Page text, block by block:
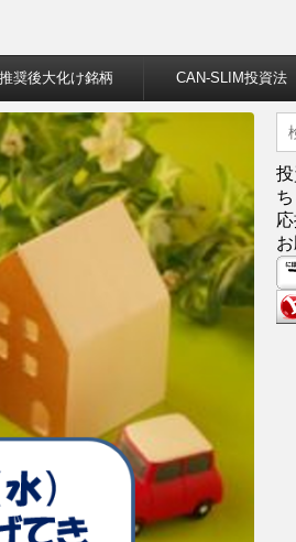
推奨後大化け銘柄 CAN-SLIM投資法
ち